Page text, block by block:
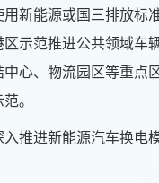
新能源或国三排放标
示范推进公共领域车
心、物流园区等重点
。
入推进新能源汽车换电